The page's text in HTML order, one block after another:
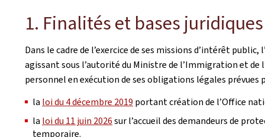
1. Finalités et bases
Dans le cadre de l’exercice de ses missions d’intérêt
agissant sous l’autorité du Ministre de l’Immigration et
personnel en exécution de ses obligations légales prévues
la loi du 4 décembre 2019 portant création de l’Office
la loi du 11 juin 2026sur l’accueil des demandeurs de
temporaire.